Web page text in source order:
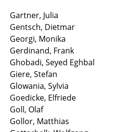
Gartner, Julia
Gentsch, Dietmar
Georgi, Monika
Gerdinand, Frank
Ghobadi, Seyed Eghbal
Giere, Stefan
Glowania, Sylvia
Goedicke, Elfriede
Goll, Olaf
Gollor, Matthias